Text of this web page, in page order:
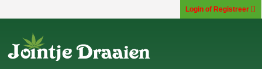
Login of Registreer